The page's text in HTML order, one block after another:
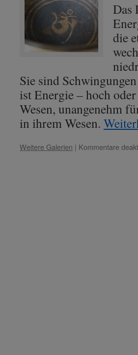
Das
die
Sie sind
ist Energie – hoch
Wesen, unangenehm
in ihrem Wesen.
Weitere Galerien | Kommentare